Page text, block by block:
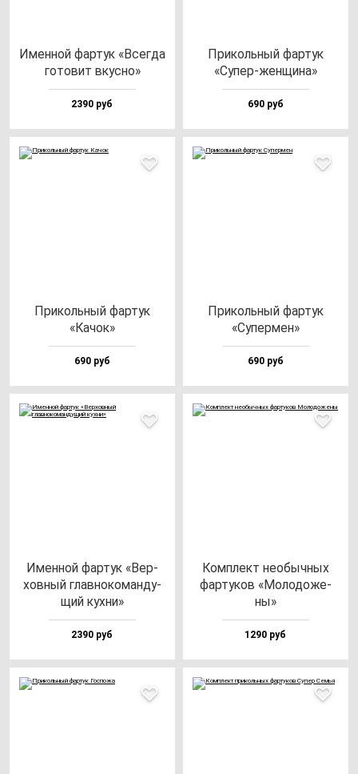
Имен­ной фар­тук «Всег­да
го­то­вит вкус­но»
2390 руб
При­коль­ный фар­тук
«Супер-жен­щи­на»
690 руб
При­коль­ный фар­тук
«Качок»
690 руб
При­коль­ный фар­тук
«Супер­мен»
690 руб
Имен­ной фар­тук «Вер­
хов­ный глав­но­ко­ман­ду­
щий кух­ни»
2390 руб
Ком­плект не­обыч­ных
фар­ту­ков «Моло­до­же­
ны»
1290 руб